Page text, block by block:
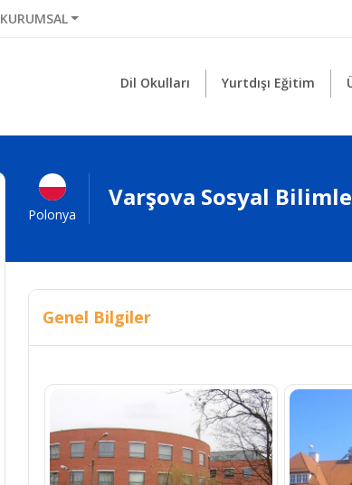
KURUMSAL
Dil Okulları Yurtdışı Eğitim
Polonya
Varşova Sosyal
Genel Bilgiler